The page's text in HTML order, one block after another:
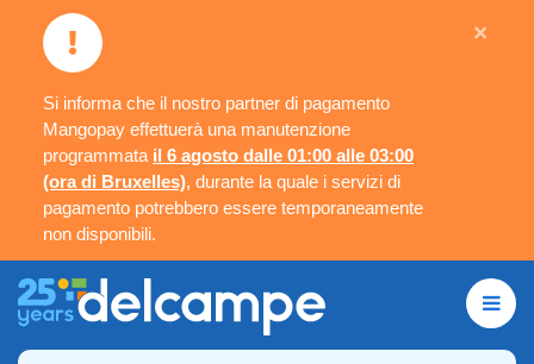
Si informa che il nostro partner di pagamento
Mangopay effettuerà una manutenzione
programmata il 6 agosto dalle 01:00 alle 03:00
(ora di Bruxelles), durante la quale i servizi di
pagamento potrebbero essere temporaneamente
non disponibili.
×